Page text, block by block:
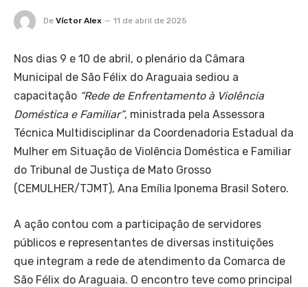
De Víctor Alex 11 de abril de 2025
Nos dias 9 e 10 de abril, o plenário da Câmara
Municipal de São Félix do Araguaia sediou a
capacitação “Rede de Enfrentamento à Violência
Doméstica e Familiar”, ministrada pela Assessora
Técnica Multidisciplinar da Coordenadoria Estadual da
Mulher em Situação de Violência Doméstica e Familiar
do Tribunal de Justiça de Mato Grosso
(CEMULHER/TJMT), Ana Emília Iponema Brasil Sotero.
A ação contou com a participação de servidores
públicos e representantes de diversas instituições
que integram a rede de atendimento da Comarca de
São Félix do Araguaia. O encontro teve como principal